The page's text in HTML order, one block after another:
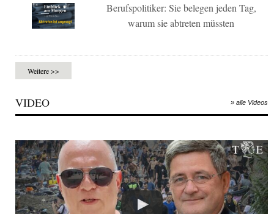
Berufspolitiker: Sie belegen jeden Tag,
warum sie abtreten müssten
Weitere >>
VIDEO » alle Videos